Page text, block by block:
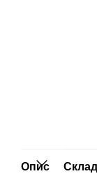
Опис Склад